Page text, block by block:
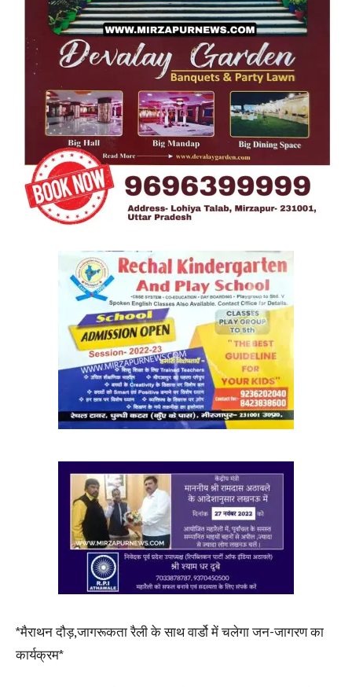
*मैराथन दौड़,जागरूकता रैली के साथ वार्डो में चलेगा जन-जागरण का
कार्यक्रम*